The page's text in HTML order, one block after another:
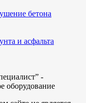
бетона
и асфальта
-
оборудование